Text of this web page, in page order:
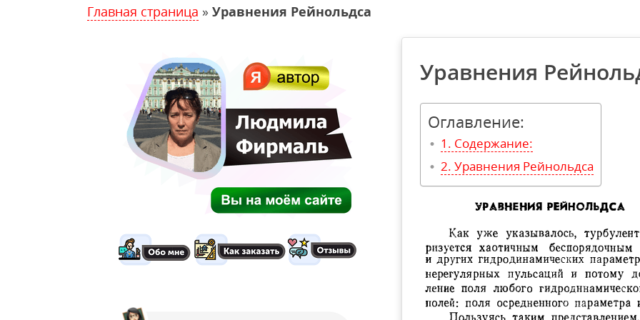
Главная страница » Уравнения Рейнольдса
Уравнения
Оглавление:
Содержание:
Уравнения Рейнольдса